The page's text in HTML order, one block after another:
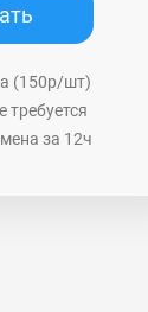
(150р/шт)
требуется
за 12ч